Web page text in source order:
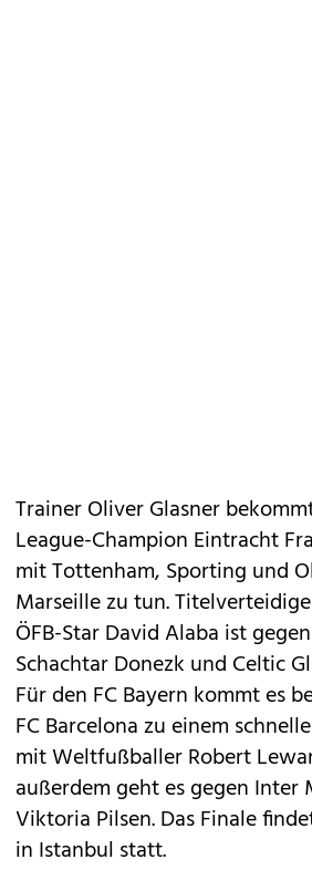
Trainer Oliver Glasner
League-Champion Eintracht
mit Tottenham, Sporting und
Marseille zu tun.
ÖFB-Star David Alaba ist
Schachtar Donezk und Celtic
Für den FC Bayern kommt es
FC Barcelona zu einem
mit Weltfußballer Robert
außerdem geht es gegen Inter
Viktoria Pilsen. Das Finale
in Istanbul statt.